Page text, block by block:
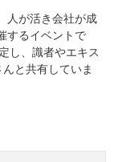
人が活き会社が成
するイベントで
し、識者やエキス
と共有していま